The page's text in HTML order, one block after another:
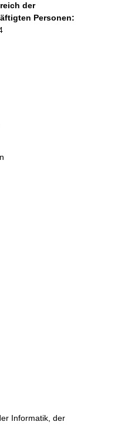
der
Personen:
Informatik, der